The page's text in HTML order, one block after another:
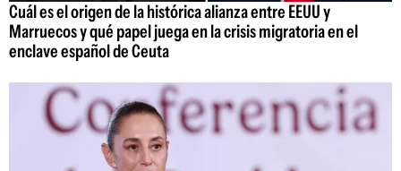
Cuál es el origen de la histórica alianza entre EEUU y
Marruecos y qué papel juega en la crisis migratoria en el
enclave español de Ceuta